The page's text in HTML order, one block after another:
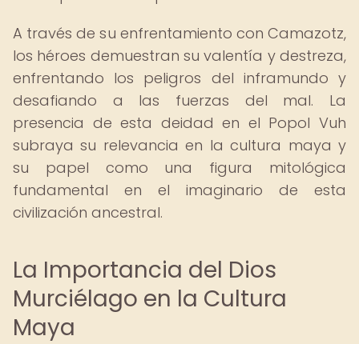
A través de su enfrentamiento con Camazotz,
los héroes demuestran su valentía y destreza,
enfrentando los peligros del inframundo y
desafiando a las fuerzas del mal. La
presencia de esta deidad en el Popol Vuh
subraya su relevancia en la cultura maya y
su papel como una figura mitológica
fundamental en el imaginario de esta
civilización ancestral.
La Importancia del Dios
Murciélago en la Cultura
Maya